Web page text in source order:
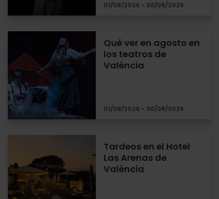
01/08/2026 - 30/08/2026
Qué ver en agosto en
los teatros de
València
01/08/2026 - 30/08/2026
Tardeos en el Hotel
Las Arenas de
València